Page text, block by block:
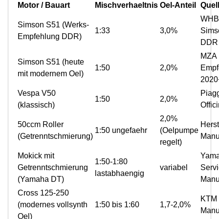
Motor / Bauart Mischverhaeltnis Oel-Anteil
Simson S51 (Werks-
Empfehlung DDR)
1:33 3,0%
WHB
DDR
Simson S51 (heute
mit modernem Oel)
1:50 2,0%
MZA
Vespa V50
(klassisch)
1:50 2,0%
50ccm Roller
(Getrenntschmierung)
1:50 ungefaehr
2,0%
(Oelpumpe
regelt)
Mokick mit
Getrenntschmierung
(Yamaha DT)
1:50-1:80
lastabhaengig
variabel
Cross 125-250
(modernes vollsynth
Oel)
1:50 bis 1:60 1,7-2,0%